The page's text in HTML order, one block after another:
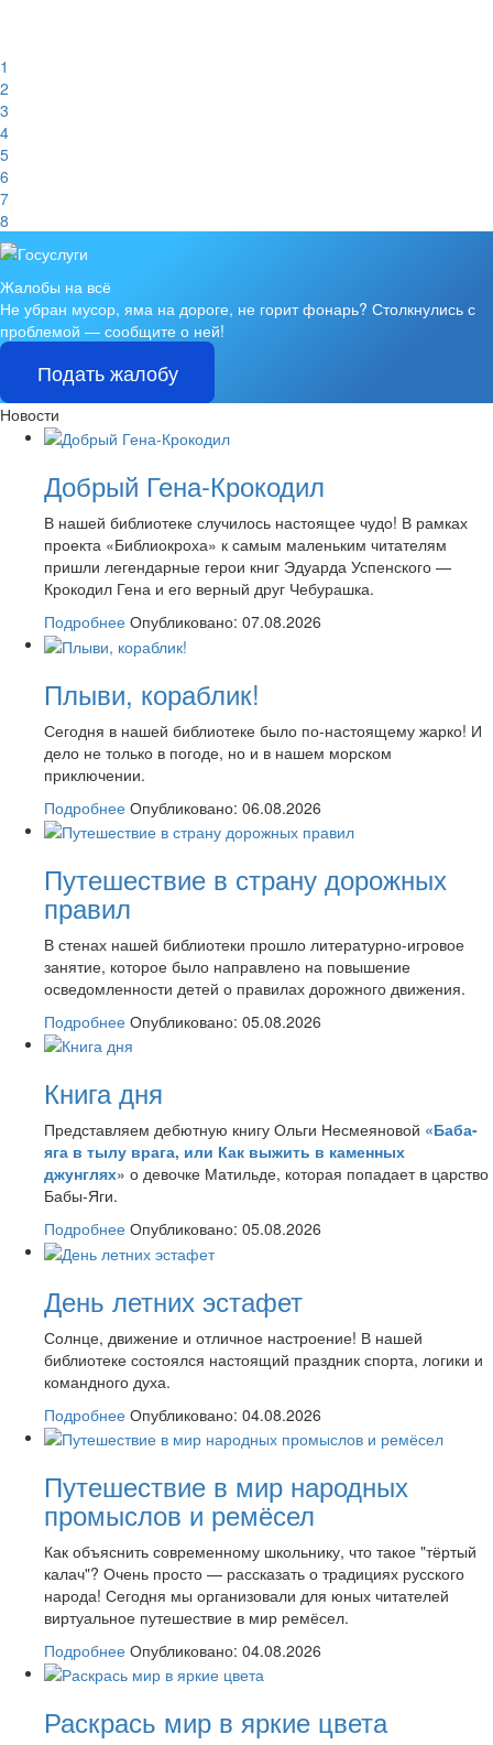
1
2
3
4
5
6
7
8
Жалобы на всё
Не убран мусор, яма на дороге, не горит фонарь? Столкнулись с
проблемой — сообщите о ней!
Подать жалобу
Новости
Добрый Гена-Крокодил
В нашей библиотеке случилось настоящее чудо! В рамках
проекта «Библиокроха» к самым маленьким читателям
пришли легендарные герои книг Эдуарда Успенского —
Крокодил Гена и его верный друг Чебурашка.
Подробнее Опубликовано: 07.08.2026
Плыви, кораблик!
Сегодня в нашей библиотеке было по-настоящему жарко! И
дело не только в погоде, но и в нашем морском
приключении.
Подробнее Опубликовано: 06.08.2026
Путешествие в страну дорожных
правил
В стенах нашей библиотеки прошло литературно-игровое
занятие, которое было направлено на повышение
осведомленности детей о правилах дорожного движения.
Подробнее Опубликовано: 05.08.2026
Книга дня
Представляем дебютную книгу Ольги Несмеяновой «Баба-
яга в тылу врага, или Как выжить в каменных
джунглях» о девочке Матильде, которая попадает в царство
Бабы-Яги.
Подробнее Опубликовано: 05.08.2026
День летних эстафет
Солнце, движение и отличное настроение! В нашей
библиотеке состоялся настоящий праздник спорта, логики и
командного духа.
Подробнее Опубликовано: 04.08.2026
Путешествие в мир народных
промыслов и ремёсел
Как объяснить современному школьнику, что такое "тёртый
калач"? Очень просто — рассказать о традициях русского
народа! Сегодня мы организовали для юных читателей
виртуальное путешествие в мир ремёсел.
Подробнее Опубликовано: 04.08.2026
Раскрась мир в яркие цвета